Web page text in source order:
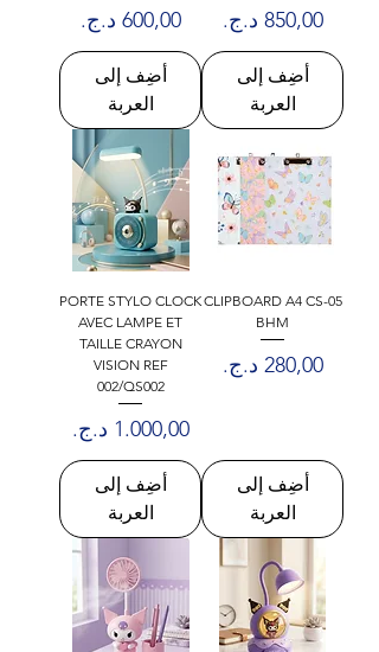
السعر‏850,00 د.ج.‏
أضِف إلى
العربة
السعر‏600,00 د.ج.‏
أضِف إلى
العربة
CLIPBOARD A4 CS-05
BHM
السعر‏280,00 د.ج.‏
أضِف إلى
العربة
PORTE STYLO CLOCK
AVEC LAMPE ET
TAILLE CRAYON
VISION REF
002/QS002
السعر‏1.000,00 د.ج.‏
أضِف إلى
العربة